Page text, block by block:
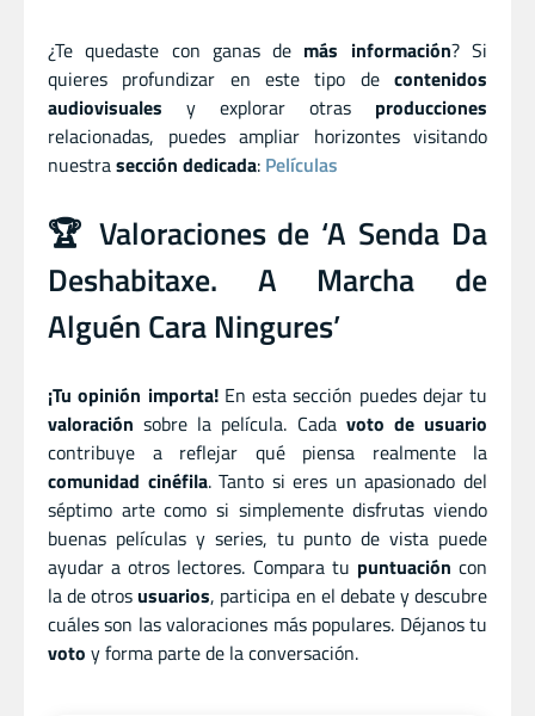
¿Te quedaste con ganas de más información? Si
quieres profundizar en este tipo de contenidos
audiovisuales y explorar otras producciones
relacionadas, puedes ampliar horizontes visitando
nuestrasección dedicada: Películas
🏆 Valoraciones de ‘A Senda Da
Deshabitaxe. A Marcha de
Alguén Cara Ningures’
¡Tu opinión importa!En esta sección puedes dejar tu
valoración sobre la película. Cada voto de usuario
contribuye a reflejar qué piensa realmente la
comunidad cinéfila. Tanto si eres un apasionado del
séptimo arte como si simplemente disfrutas viendo
buenas películas y series, tu punto de vista puede
ayudar a otros lectores. Compara tu puntuación con
la de otros usuarios, participa en el debate y descubre
cuáles son las valoraciones más populares. Déjanos tu
voto y forma parte de la conversación.